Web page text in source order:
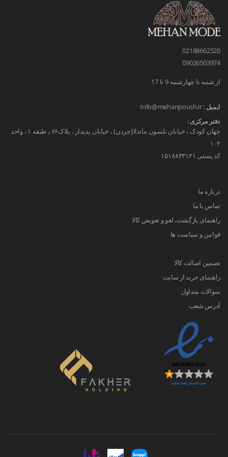
02188662520
09026503974
از شنبه تا چهارشنبه 9 تا 17
ایمیل :Info@mehanpoush.ir
دفتر مرکزی :
جهان کودک ، خیابان نلسون ماندلا(جردن) ، خیابان پدیدار ، پلاک۶۶ ٫ طبقه ۱ ، واحد
۱۰۲
کد پستی ۱۵۱۸۸۳۳۱۲۱
درباره ما
تماس با ما
راهنمای بازگشت، لغو و تعویض کالا
قوانین و سیاست ها
تضمین اصالت کالا
راهنمای خرید از سایت
سوالات متداول
آدرس شعب